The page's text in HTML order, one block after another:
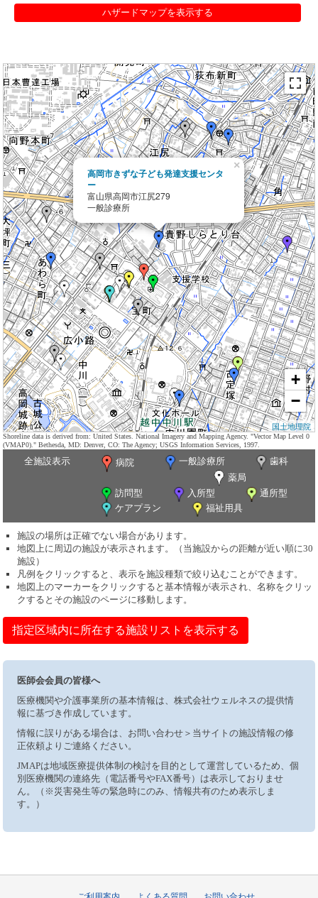
ハザードマップを表示する
高岡市きずな子ども発達支援センタ
ー
富山県高岡市江尻279
一般診療所
×
+
−
国土地理院
Shoreline data is derived from: United States. National Imagery and Mapping Agency. "Vector Map Level 0
(VMAP0)." Bethesda, MD: Denver, CO: The Agency; USGS Information Services, 1997.
全施設表示 病院 一般診療所
歯科
薬局
訪問型
入所型
通所型
ケアプラン
福祉用具
施設の場所は正確でない場合があります。
地図上に周辺の施設が表示されます。（当施設からの距離が近い順に30
施設）
凡例をクリックすると、表示を施設種類で絞り込むことができます。
地図上のマーカーをクリックすると基本情報が表示され、名称をクリッ
クするとその施設のページに移動します。
指定区域内に所在する施設リストを表示する
医師会会員の皆様へ
医療機関や介護事業所の基本情報は、株式会社ウェルネスの提供情
報に基づき作成しています。
情報に誤りがある場合は、お問い合わせ＞当サイトの施設情報の修
正依頼よりご連絡ください。
JMAPは地域医療提供体制の検討を目的として運営しているため、個
別医療機関の連絡先（電話番号やFAX番号）は表示しておりませ
ん。（※災害発生等の緊急時にのみ、情報共有のため表示しま
す。）